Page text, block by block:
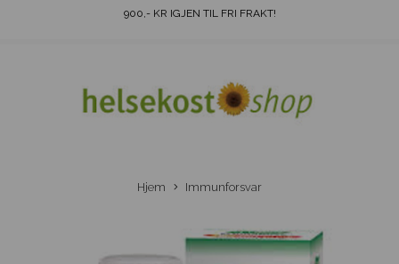
900,- KR IGJEN TIL FRI FRAKT!
Hjem Immunforsvar